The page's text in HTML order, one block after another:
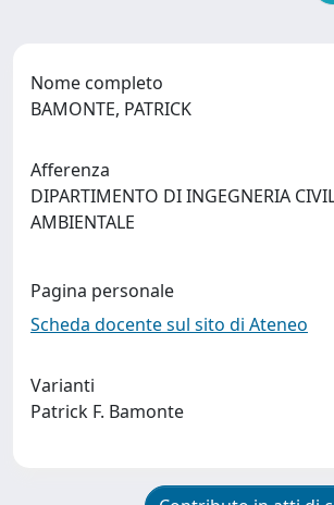
Nome completo
BAMONTE, PATRICK
Afferenza
DIPARTIMENTO DI INGEGNERIA
AMBIENTALE
Pagina personale
Scheda docente sul sito di Ateneo
Varianti
Patrick F. Bamonte